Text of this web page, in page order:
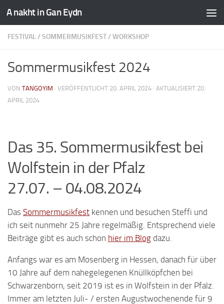
A nakht in Gan Eydn
FESTIVAL/SOMMERMUSIKFEST/WORKSHOP
Sommermusikfest 2024
VON TANGOYIM · VERÖFFENTLICHT 20. APRIL 2024 · AKTUALISIERT 20.
APRIL 2024
Das 35. Sommermusikfest bei
Wolfstein in der Pfalz
27.07. – 04.08.2024
Das Sommermusikfest kennen und besuchen Steffi und
ich seit nunmehr 25 Jahre regelmäßig. Entsprechend viele
Beiträge gibt es auch schon hier im Blog dazu.
Anfangs war es am Mosenberg in Hessen, danach für über
10 Jahre auf dem nahegelegenen Knüllköpfchen bei
Schwarzenborn, seit 2019 ist es in Wolfstein in der Pfalz.
Immer am letzten Juli- / ersten Augustwochenende für 9